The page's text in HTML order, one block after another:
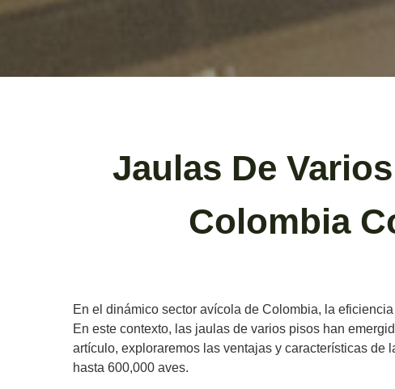
Jaulas De
Colombia
En el dinámico sector avícola de Colombia, la
En este contexto, las jaulas de varios pisos han
artículo, exploraremos las ventajas y características
hasta 600,000 aves.